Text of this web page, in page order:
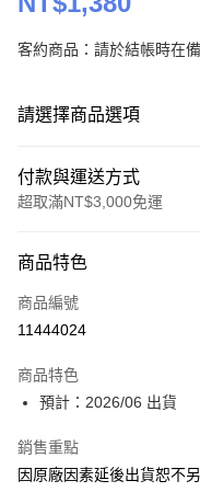
客約商品：請於結帳時在
請選擇商品選項
付款與運送方式
超取滿NT$3,000免運
信用卡一次付款
超商取貨付款
大哥付你分期
【大哥付你分期使用說明】
1.本服務由台灣大哥大提供，
ATM付款
商品特色
商品編號
11444024
商品特色
預計：2026/06 出貨
銷售重點
因原廠因素延後出貨恕不